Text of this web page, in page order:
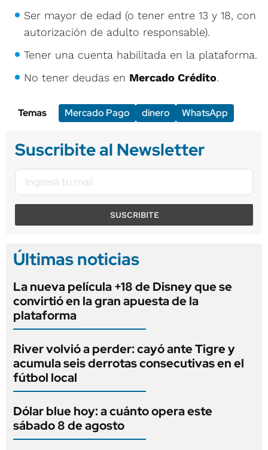
Ser mayor de edad (o tener entre 13 y 18, con
autorización de adulto responsable).
Tener una cuenta habilitada en la plataforma.
No tener deudas en Mercado Crédito.
Temas Mercado Pago dinero WhatsApp
Suscribite al Newsletter
SUSCRIBITE
Últimas noticias
La nueva película +18 de Disney que se
convirtió en la gran apuesta de la
plataforma
River volvió a perder: cayó ante Tigre y
acumula seis derrotas consecutivas en el
fútbol local
Dólar blue hoy: a cuánto opera este
sábado 8 de agosto